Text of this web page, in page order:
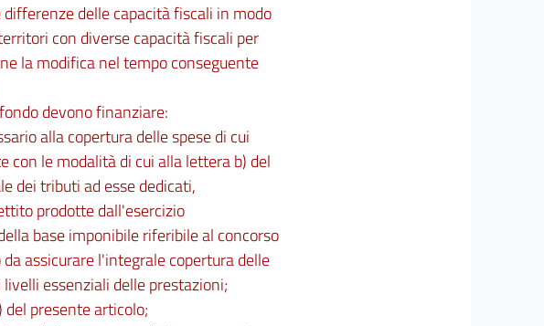
delle capacità fiscali in modo
con diverse capacità fiscali per
la modifica nel tempo conseguente
devono finanziare:
alla copertura delle spese di cui
con le modalità di cui alla lettera b) del
dei tributi ad esse dedicati,
prodotte dall'esercizio
base imponibile riferibile al concorso
assicurare l'integrale copertura delle
essenziali delle prestazioni;
presente articolo;